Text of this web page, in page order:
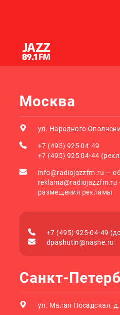
Москва
ул. Народного
+7 (495) 925 04-49
+7 (495) 925 04-44
info@radiojazzfm.ru —
размещения рекламы
+7 (495) 925-04-49
dpashutin@nashe.ru
Санкт-
ул. Малая Посадская,